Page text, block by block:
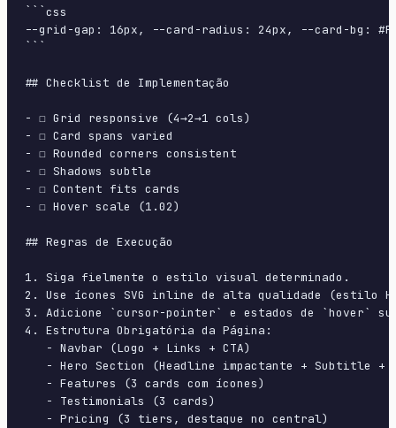
```css
--grid-gap: 16px, --card-radius: 24px, --card-bg:
```
## Checklist de Implementação
- ☐ Grid responsive (4→2→1 cols)
- ☐ Card spans varied
- ☐ Rounded corners consistent
- ☐ Shadows subtle
- ☐ Content fits cards
- ☐ Hover scale (1.02)
## Regras de Execução
1. Siga fielmente o estilo visual determinado.
2. Use ícones SVG inline de alta qualidade (estilo
3. Adicione `cursor-pointer` e estados de `hover`
4. Estrutura Obrigatória da Página:
   - Navbar (Logo + Links + CTA)
- Hero Section (Headline impactante + Subtitle +
   - Features (3 cards com ícones)
   - Testimonials (3 cards)
   - Pricing (3 tiers, destaque no central)